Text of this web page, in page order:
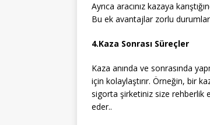
Ayrıca aracınız kazaya
Bu ek avantajlar zorlu
4.Kaza Sonrası Süreçler
Kaza anında ve sonrasında
için kolaylaştırır. Örneğin, bir
sigorta şirketiniz size rehberlik
eder..